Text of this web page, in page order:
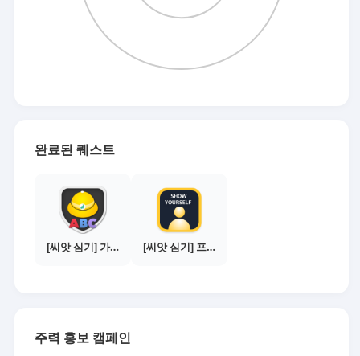
완료된 퀘스트
[씨앗 심기] 가이드보기 - 매체별 활동 가이드 [씨앗 심기] 프로필 사진 등록하기
주력 홍보 캠페인